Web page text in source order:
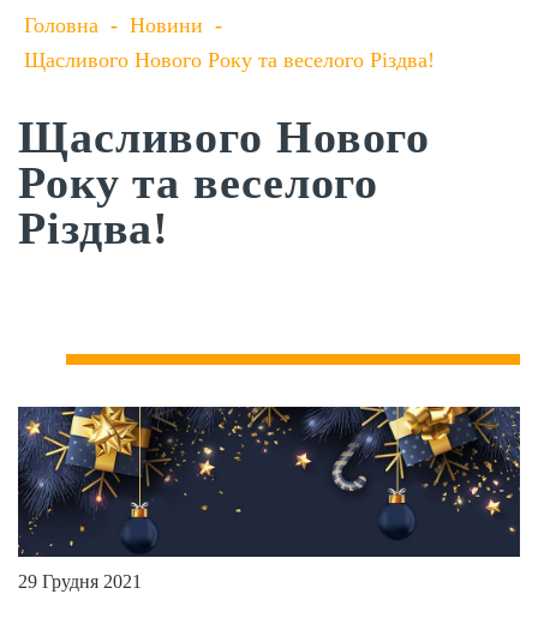
Головна - Новини -
Щасливого Нового Року та веселого Різдва!
Щасливого Нового
Року та веселого
Різдва!
29 Грудня 2021